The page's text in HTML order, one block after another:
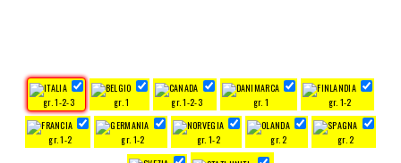
gr. 1-2-3 gr. 1 gr. 1-2-3 gr. 1 gr. 1-2
gr. 1-2 gr. 1-2 gr. 1-2 gr. 2 gr. 2